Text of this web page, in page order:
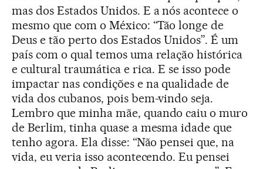
mas dos Estados Unidos. E a nós acontece o
mesmo que com o México: “Tão longe de
Deus e tão perto dos Estados Unidos”. É um
país com o qual temos uma relação histórica
e cultural traumática e rica. E se isso pode
impactar nas condições e na qualidade de
vida dos cubanos, pois bem-vindo seja.
Lembro que minha mãe, quando caiu o muro
de Berlim, tinha quase a mesma idade que
tenho agora. Ela disse: “Não pensei que, na
vida, eu veria isso acontecendo. Eu pensei